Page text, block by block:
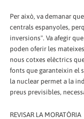
Per això, va demanar
centrals espanyoles,
inversions". Va afegir
poden oferir les
nous cotxes elèctrics
fonts que garanteixin el
la nuclear permet a la
preus previsibles,
REVISAR LA MORATÒRIA